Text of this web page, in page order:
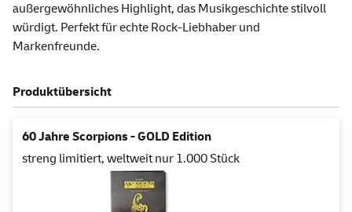
außergewöhnliches Highlight, das Musikgeschichte stilvoll
würdigt. Perfekt für echte Rock-Liebhaber und
Markenfreunde.
Produktübersicht
60 Jahre Scorpions - GOLD Edition
streng limitiert, weltweit nur 1.000 Stück